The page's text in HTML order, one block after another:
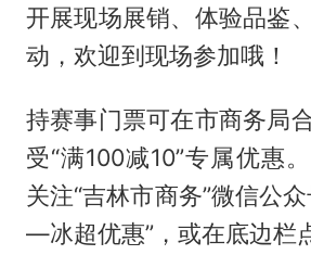
开展现场展销、体验品鉴
动，欢迎到现场参加哦！
持赛事门票可在市商务局
受“满100减10”专属优惠
关注“吉林市商务”微信公
—冰超优惠”，或在底边栏